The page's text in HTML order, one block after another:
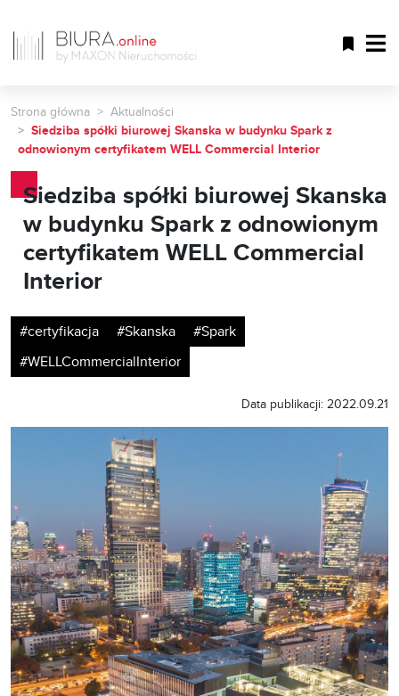
Strona główna
Aktualności
Siedziba spółki biurowej Skanska w budynku Spark z
odnowionym certyfikatem WELL Commercial Interior
Siedziba spółki biurowej Skanska
w budynku Spark z odnowionym
certyfikatem WELL Commercial
Interior
#certyfikacja #Skanska
#Spark
#WELLCommercialInterior
Data publikacji: 2022.09.21